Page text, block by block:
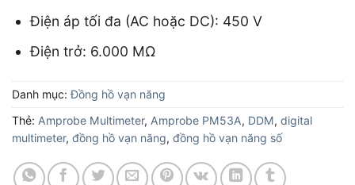
Điện áp tối đa (AC hoặc DC): 450 V
Điện trở: 6.000 MΩ
Danh mục:Đồng hồ vạn năng
Thẻ: Amprobe Multimeter, Amprobe PM53A, DDM, digital
multimeter, đồng hồ vạn năng, đồng hồ vạn năng số